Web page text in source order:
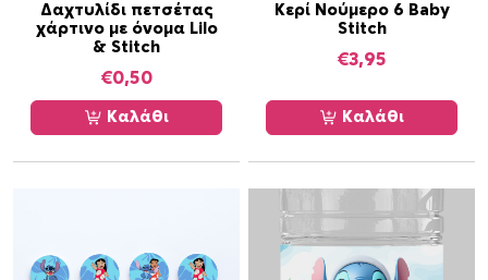
Δαχτυλίδι πετσέτας
χάρτινο με όνομα Lilo
& Stitch
€0,50
Καλάθι
Κερί Νούμερο 6 Baby
Stitch
€3,95
Καλάθι